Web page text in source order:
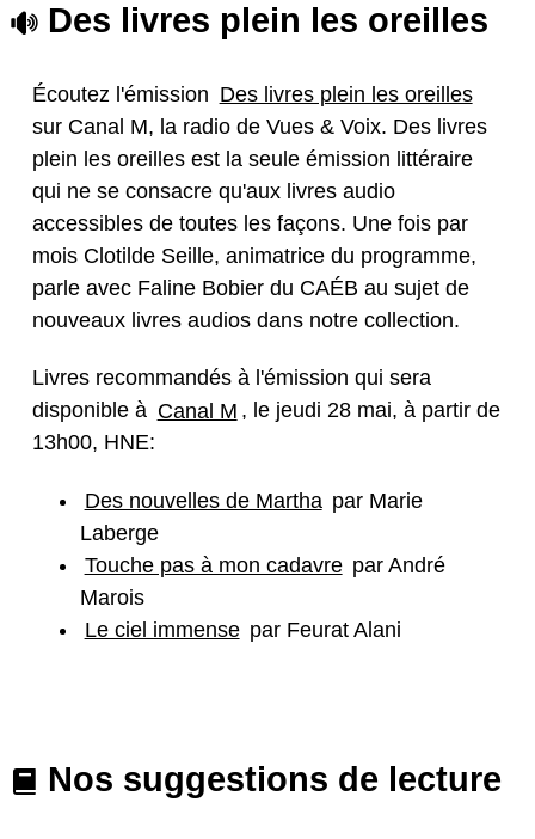
Des livres plein les oreilles
Écoutez l'émission Des livres plein les oreilles
sur Canal M, la radio de Vues & Voix. Des livres
plein les oreilles est la seule émission littéraire
qui ne se consacre qu'aux livres audio
accessibles de toutes les façons. Une fois par
mois Clotilde Seille, animatrice du programme,
parle avec Faline Bobier du CAÉB au sujet de
nouveaux livres audios dans notre collection.
Livres recommandés à l'émission qui sera
disponible à Canal M , le jeudi 28 mai, à partir de
13h00, HNE:
Des nouvelles de Martha par Marie
Laberge
Touche pas à mon cadavre par André
Marois
Le ciel immense par Feurat Alani
Nos suggestions de lecture